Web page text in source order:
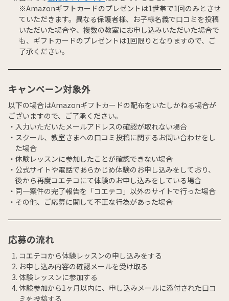
※Amazonギフトカードのプレゼントは1世帯で1回のみとさせ
ていただきます。異なる保護者様、お子様名義で口コミを投稿
いただいた場合や、複数の教室にお申し込みいただいた場合で
も、ギフトカードのプレゼントは1回限りとなりますので、ご
了承ください。
キャンペーン対象外
以下の場合はAmazonギフトカードの配布をいたしかねる場合が
ございますので、ご了承ください。
入力いただいたメールアドレスの確認が取れない場合
スクール、教室さまへの口コミ投稿に関するお問い合わせをし
た場合
体験レッスンに参加したことが確認できない場合
公式サイトや電話であらかじめ体験のお申し込みをしており、
後から再度コエテコにて体験のお申し込みをしている場合
同一案件の完了報告を「コエテコ」以外のサイトで行った場合
その他、ご応募に関して不正な行為があった場合
応募の流れ
コエテコから体験レッスンの申し込みをする
お申し込み内容の確認メールを受け取る
体験レッスンに参加する
体験参加から1ヶ月以内に、申し込みメールに添付された口コ
ミを投稿する